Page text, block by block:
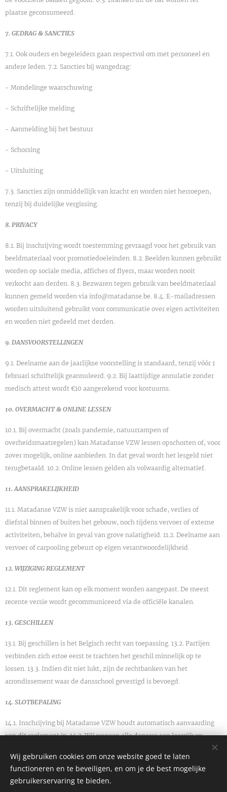
plaatse geconsumeerd.
7. GEDRAG & SANCTIES
7.1. Ook ouders en begeleiders gaan respectvol om met personeel en
andere leden. 7.2. Sancties bij wangedrag:
- Mondelinge waarschuwing
- Schriftelijke melding
- Aanmelding bij het bestuur
- Schorsing
- Uitsluiting
7.3. Sancties zijn onmiddellijk van kracht en worden niet herroepen,
tenzij bij duidelijke vergissing.
8. PRIVACY
8.1. Bij inschrijving wordt toestemming gevraagd voor het gebruik van
beeldmateriaal voor promotiedoeleinden. 8.2. Beelden kunnen gebruikt
worden op sociale media, affiches of flyers, maar worden nooit
verkocht aan derden. 8.3. Bezwaren tegen gebruik van beeldmateriaal
kunnen gemeld worden via info@matadanse.be. 8.4. E-mailadressen
worden uitsluitend gebruikt voor communicatie over eigen activiteiten
en worden niet gedeeld met derden.
9. DANSVOORSTELLINGEN
9.1. Deelname aan de jaarlijkse voorstelling is standaard, tenzij vóór 1
februari schriftelijk geannuleerd. 9.2. Bij laattijdige annulatie zonder
medisch attest wordt €10 aangerekend voor kostuums.
10. OVERMACHT & ONLINE LESSEN
10.1. Bij overmacht (zoals pandemie, natuurrampen of
overheidsmaatregelen) kan Matadanse VZW lessen opschorten of, voor
zover mogelijk, online aanbieden. In dat geval wordt het lesgeld niet
terugbetaald. 10.2. Online lessen gelden als volwaardig alternatief.
11. AANSPRAKELIJKHEID
11.1. Matadanse VZW is niet aansprakelijk voor schade, verlies of
diefstal binnen of buiten het gebouw, noch tijdens vervoer of externe
activiteiten, behalve in geval van grove nalatigheid. 11.2. Deelname aan
vervoer of carpooling gebeurt op eigen verantwoordelijkheid.
12. WIJZIGING REGLEMENT
12.1. Dit reglement kan op elk moment worden aangepast. De meest
recente versie wordt gecommuniceerd via de officiële kanalen.
13. GESCHILLEN
13.1. Bij geschillen is het Belgisch recht van toepassing. 13.2. Partijen
verbinden zich ertoe eerst te trachten het geschil minnelijk op te
lossen. 13.3. Indien dit niet lukt, zijn de rechtbanken van het
arrondissement waar de dansschool gevestigd is bevoegd.
14. SLOTBEPALING
14.1. Inschrijving bij Matadanse VZW houdt automatisch aanvaarding
van dit reglement in. 14.2. Wij wensen alle dansers een leerrijk en
Wij gebruiken cookies om onze website goed te laten
functioneren en te beveiligen, en om je de best mogelijke
gebruikerservaring te bieden.